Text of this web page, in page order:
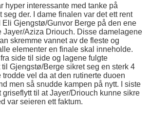
hyper interessante med tanke på
seg der. I dame finalen var det ett rent
Gjengstø/Gunvor Berge på den ene
Jayer/Aziza Driouch. Disse damelagene
skremme vannet av de fleste og
elementer en finale skal inneholde.
side til side og lagene fulgte
til Gjengstø/Berge sikret seg en sterk 4
trodde vel da at den rutinerte duoen
men så snudde kampen på nytt. I siste
griseflytt til at Jayer/Driouch kunne sikre
var seieren ett faktum.